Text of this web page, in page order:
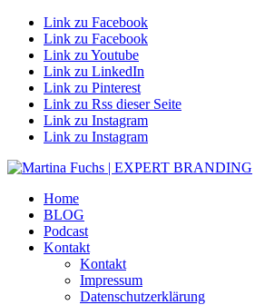
Link zu Facebook
Link zu Facebook
Link zu Youtube
Link zu LinkedIn
Link zu Pinterest
Link zu Rss dieser Seite
Link zu Instagram
Link zu Instagram
Home
BLOG
Podcast
Kontakt
Kontakt
Impressum
Datenschutzerklärung